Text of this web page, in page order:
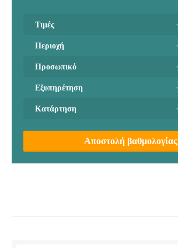
Τιμές
Περιοχή
Προσωπικό
Εξυπηρέτηση
Κατάρτηση
Αποστολή βαθμολογίας